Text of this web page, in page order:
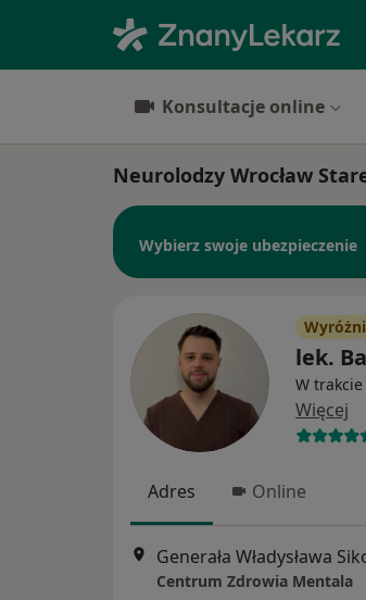
Konsultacje online
Neurolodzy Wrocław
Wybierz swoje ubezpieczenie
lek.
W
Więcej
Adres Online
Centrum Zdrowia Mentala